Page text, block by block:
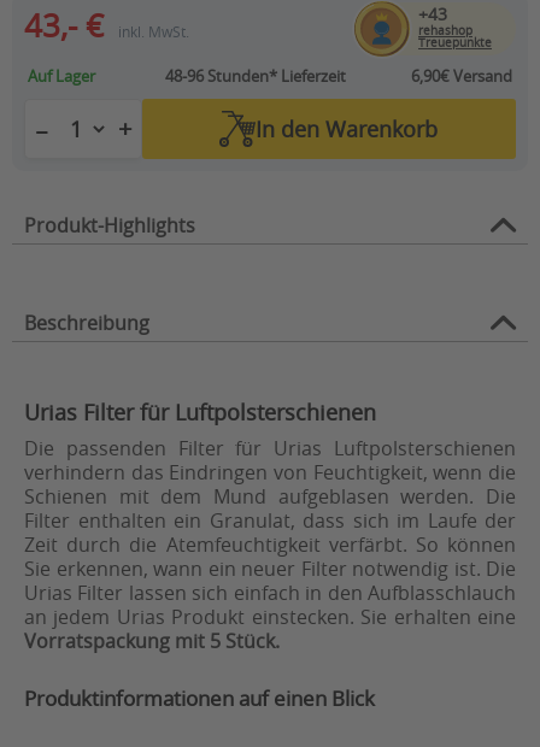
43,- € inkl. MwSt.
+43
rehashop
Treuepunkte
Auf Lager 48-96 Stunden*Lieferzeit 6,90€ Versand
− + In den Warenkorb
Produkt-Highlights
Beschreibung
Urias Filter für Luftpolsterschienen
Die passenden Filter für Urias Luftpolsterschienen
verhindern das Eindringen von Feuchtigkeit, wenn die
Schienen mit dem Mund aufgeblasen werden. Die
Filter enthalten ein Granulat, dass sich im Laufe der
Zeit durch die Atemfeuchtigkeit verfärbt. So können
Sie erkennen, wann ein neuer Filter notwendig ist. Die
Urias Filter lassen sich einfach in den Aufblasschlauch
an jedem Urias Produkt einstecken. Sie erhalten eine
Vorratspackung mit 5 Stück.
Produktinformationen auf einen Blick